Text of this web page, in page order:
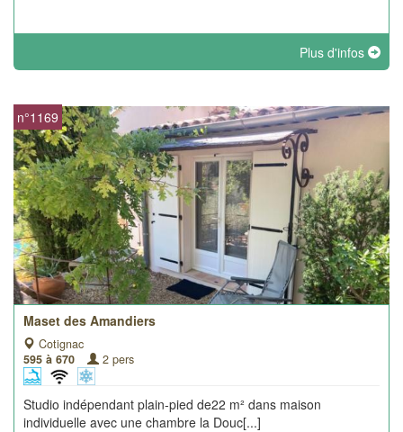
Plus d'infos
Maset des Amandiers
Cotignac
595 à 670
2 pers
Studio indépendant plain-pied de22 m² dans maison
individuelle avec une chambre la Douc[...]
n°1169